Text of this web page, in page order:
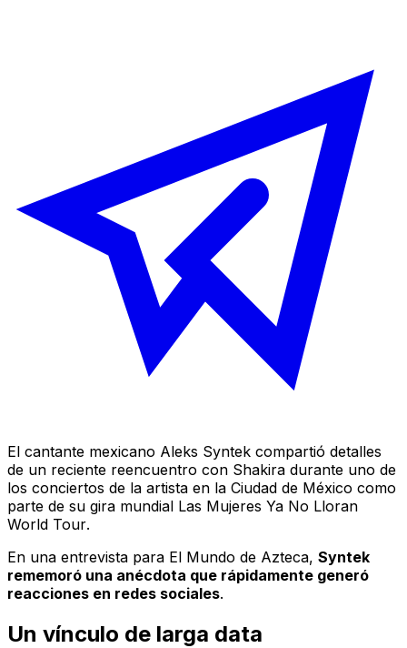
El cantante mexicano Aleks Syntek compartió detalles
de un reciente reencuentro con Shakira durante uno de
los conciertos de la artista en la Ciudad de México como
parte de su gira mundial Las Mujeres Ya No Lloran
World Tour.
En una entrevista para El Mundo de Azteca, Syntek
rememoró una anécdota que rápidamente generó
reacciones en redes sociales.
Un vínculo de larga data